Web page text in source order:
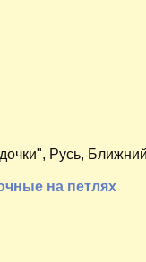
Русь,
на петлях